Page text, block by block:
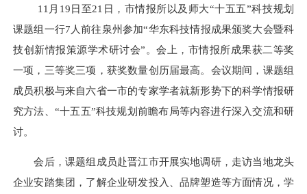
11月19日至21日 ，市情报所以及师大“十五五”科技规划
课题组一行7 人前往泉州参加“华东科技情报成果颁奖大会暨科
技创新情报策源学术研讨会”。 会上，市情报所成果获二等奖
一项，三等奖三项，获奖数量创历届最高。会议期间， 课题组
成员积极与来自六省一市的专家学者就新形势下的科学情报研
究方法、 “十五五”科技规划前瞻布局等内容进行深入交流和研
讨。
会后，课题组成员赴晋江市开展实地调研，走访当地龙头
企业安踏集团 ，了解企业研发投入、品牌塑造等方面情况，学